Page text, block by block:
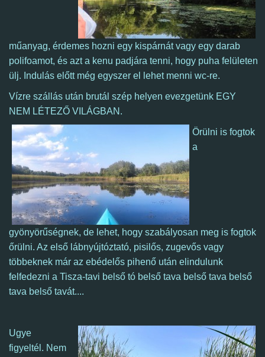
műanyag, érdemes hozni egy kispárnát vagy egy darab
polifoamot, és azt a kenu padjára tenni, hogy puha felületen
ülj. Indulás előtt még egyszer el lehet menni wc-re.
Vízre szállás után brutál szép helyen evezgetünk EGY
NEM LÉTEZŐ VILÁGBAN.
Örülni is fogtok
a
gyönyörűségnek, de lehet, hogy szabályosan meg is fogtok
őrülni. Az első lábnyújtóztató, pisilős, zugevős vagy
többeknek már az ebédelős pihenő után elindulunk
felfedezni a Tisza-tavi belső tó belső tava belső tava belső
tava belső tavát....
Ugye
figyeltél. Nem